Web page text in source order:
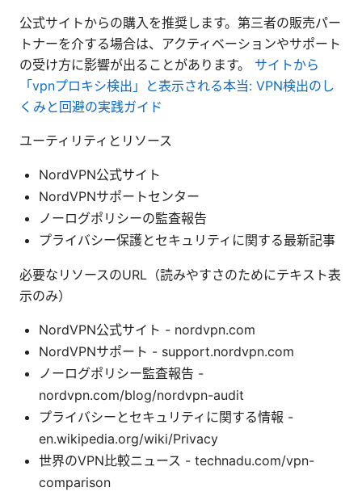
公式サイトからの購入を推奨します。第三者の販売パー
トナーを介する場合は、アクティベーションやサポート
の受け方に影響が出ることがあります。 サイトから
「vpnプロキシ検出」と表示される本当: VPN検出のし
くみと回避の実践ガイド
ユーティリティとリソース
NordVPN公式サイト
NordVPNサポートセンター
ノーログポリシーの監査報告
プライバシー保護とセキュリティに関する最新記事
必要なリソースのURL（読みやすさのためにテキスト表
示のみ）
NordVPN公式サイト - nordvpn.com
NordVPNサポート - support.nordvpn.com
ノーログポリシー監査報告 -
nordvpn.com/blog/nordvpn-audit
プライバシーとセキュリティに関する情報 -
en.wikipedia.org/wiki/Privacy
世界のVPN比較ニュース - technadu.com/vpn-
comparison